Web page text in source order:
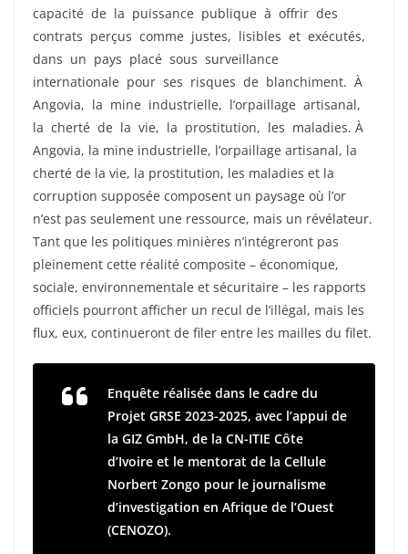
capacité de la puissance publique à offrir des
contrats perçus comme justes, lisibles et exécutés,
dans un pays placé sous surveillance
internationale pour ses risques de blanchiment. À
Angovia, la mine industrielle, l’orpaillage artisanal,
la cherté de la vie, la prostitution, les maladies. À
Angovia, la mine industrielle, l’orpaillage artisanal, la
cherté de la vie, la prostitution, les maladies et la
corruption supposée composent un paysage où l’or
n’est pas seulement une ressource, mais un révélateur.
Tant que les politiques minières n’intégreront pas
pleinement cette réalité composite – économique,
sociale, environnementale et sécuritaire – les rapports
officiels pourront afficher un recul de l’illégal, mais les
flux, eux, continueront de filer entre les mailles du filet.​​
Enquête réalisée dans le cadre du
Projet GRSE 2023-2025, avec l’appui de
la GIZ GmbH, de la CN-ITIE Côte
d’Ivoire et le mentorat de la Cellule
Norbert Zongo pour le journalisme
d’investigation en Afrique de l’Ouest
(CENOZO).